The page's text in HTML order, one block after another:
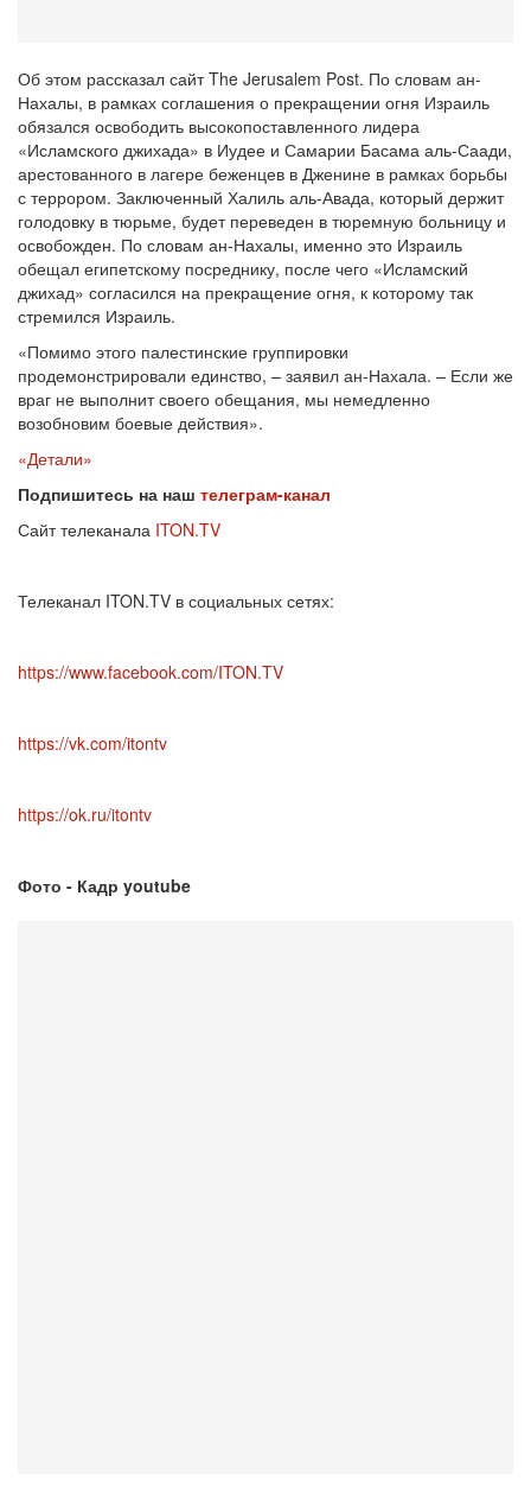
Об этом рассказал сайт The Jerusalem Post. По словам ан-
Нахалы, в рамках соглашения о прекращении огня Израиль
обязался освободить высокопоставленного лидера
«Исламского джихада» в Иудее и Самарии Басама аль-Саади,
арестованного в лагере беженцев в Дженине в рамках борьбы
с террором. Заключенный Халиль аль-Авада, который держит
голодовку в тюрьме, будет переведен в тюремную больницу и
освобожден. По словам ан-Нахалы, именно это Израиль
обещал египетскому посреднику, после чего «Исламский
джихад» согласился на прекращение огня, к которому так
стремился Израиль.
«Помимо этого палестинские группировки
продемонстрировали единство, – заявил ан-Нахала. – Если же
враг не выполнит своего обещания, мы немедленно
возобновим боевые действия».
«Детали»
Подпишитесь на наш телеграм-канал
Сайт телеканала ITON.TV
Телеканал ITON.TV в социальных сетях:
https://www.facebook.com/ITON.TV
https://vk.com/itontv
https://ok.ru/itontv
Фото - Кадр youtube